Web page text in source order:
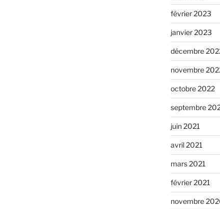
février 2023
janvier 2023
décembre
novembre
octobre 2022
septembre
juin 2021
avril 2021
mars 2021
février 2021
novembre